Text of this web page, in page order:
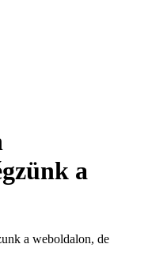
a
a weboldalon, de